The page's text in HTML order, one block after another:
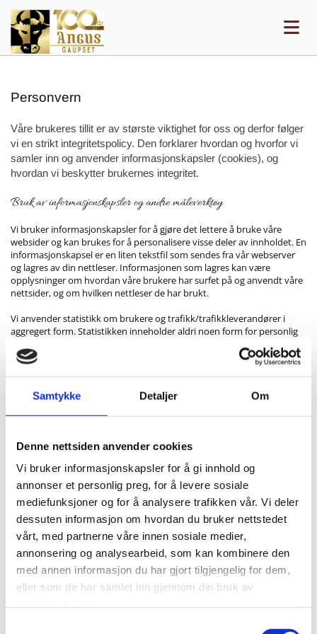
Samtykke Detaljer Om
Denne nettsiden anvender cookies
Vi bruker informasjonskapsler for å gi innhold og
annonser et personlig preg, for å levere sosiale
mediefunksjoner og for å analysere trafikken vår. Vi deler
dessuten informasjon om hvordan du bruker nettstedet
vårt, med partnerne våre innen sosiale medier,
annonsering og analysearbeid, som kan kombinere den
med annen informasjon du har gjort tilgjengelig for dem,
eller som de har samlet inn gjennom din bruk av
Personvern
Våre brukeres tillit er av største viktighet for oss og derfor følger
vi en strikt integritetspolicy. Den forklarer hvordan og hvorfor vi
samler inn og anvender informasjonskapsler (cookies), og
hvordan vi beskytter brukernes integritet.
Bruk av informasjonskapsler og andre måleverktøy
Vi bruker informasjonskapsler for å gjøre det lettere å bruke våre
websider og kan brukes for å personalisere visse deler av innholdet. En
informasjonskapsel er en liten tekstfil som sendes fra vår webserver
og lagres av din nettleser. Informasjonen som lagres kan være
opplysninger om hvordan våre brukere har surfet på og anvendt våre
nettsider, og om hvilken nettleser de har brukt.
Vi anvender statistikk om brukere og trafikk/trafikkleverandører i
aggregert form. Statistikken inneholder aldri noen form for personlig
informasjon, alt er anonymt. IP-adresser lagres ikke i vår database der
vi lagrer atferd på nettstedet, derfor kan informasjon om deg som
bruker aldri kobles sammen med din identitet. Din IP-adresse lagres av
deg på nettstedet.
Formål:
Utvikle og forbedre nettstedet gjennom å forstå hvordan det
anvendes.
Beregne og rapportere brukerantall og trafikk.
Gjøre det lettere for deg å navigere på nettstedet.
Gjøre det mulig for systemet å kjenne igjen faste brukere for å
kunne tilpasse tjenestene.
Iblant anvender vi tredjepartsinformasjonskapsler fra andre